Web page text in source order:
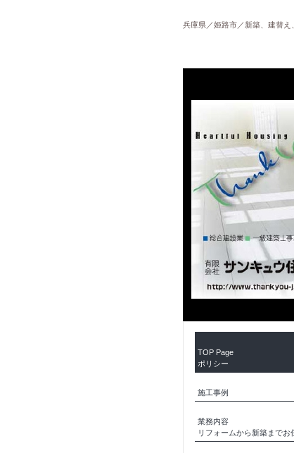
兵庫県／姫路市／新築、建替
TOP Page
ポリシー
施工事例
業務内容
リフォームから新築までお